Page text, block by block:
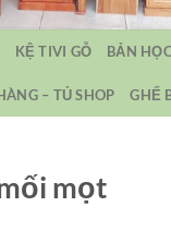
KỆ TIVI GỖ BẢN
– TỦ SHOP GHẾ
mọt